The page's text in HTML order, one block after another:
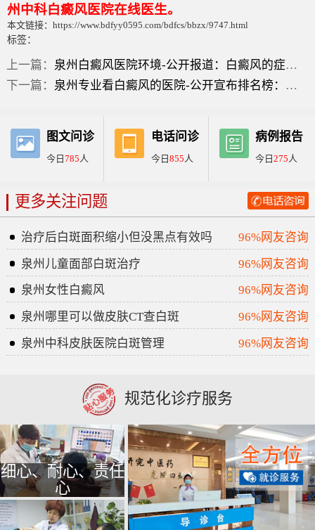
州中科白癜风医院在线医生。
本文链接：https://www.bdfyy0595.com/bdfcs/bbzx/9747.html
标签：
上一篇： 泉州白癜风医院环境-公开报道：白癜风的症状表现？
下一篇： 泉州专业看白癜风的医院-公开宣布排名榜：脸上长白癜风的症状？
图文问诊
今日785人
电话问诊
今日 855人
病例报告
今日275人
更多关注问题
治疗后白斑面积缩小但没黑点有效吗
96%网友咨询
泉州儿童面部白斑治疗
96%网友咨询
泉州女性白癜风
96%网友咨询
泉州哪里可以做皮肤CT查白斑
96%网友咨询
泉州中科皮肤医院白斑管理
96%网友咨询
规范化诊疗服务
细心、耐心、责任
心